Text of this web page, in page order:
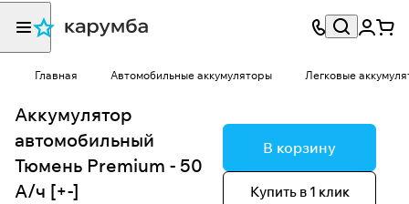
Главная Автомобильные аккумуляторы Легковые
Аккумулятор
автомобильный
Тюмень Premium - 50
А/ч [+-]
В корзину
Купить в 1 клик